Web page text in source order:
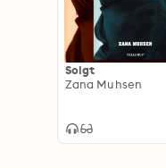
Solgt
Zana Muhsen